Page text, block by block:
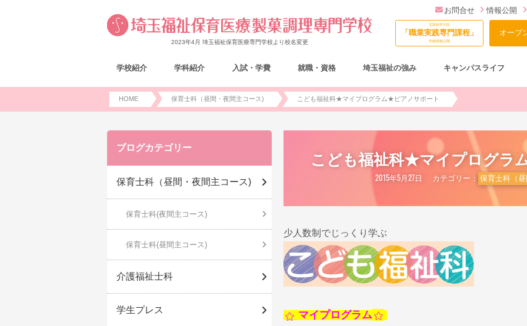
2023年4月 埼玉福祉保育医療専門学校より校名変更
お問合せ 情報公開
文部科学大臣
「職業実践専門課程」
学校情報公開
オープ
学校紹介 学科紹介 入試・学費 就職・資格 埼玉福祉の強み キャンパスライフ
HOME 保育士科（昼間・夜間主コース) こども福祉科★マイプログラム★ピアノサポート
こども福祉科★マイプログラ
2015年5月27日 カテゴリー： 保育士科（
少人数制でじっくり学ぶ
マイプログラム
ブログカテゴリー
保育士科（昼間・夜間主コース)
保育士科(夜間主コース)
保育士科(昼間主コース)
介護福祉士科
学生プレス